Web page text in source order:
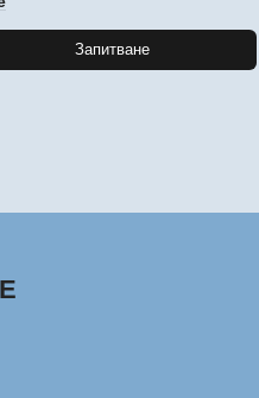
Запитване